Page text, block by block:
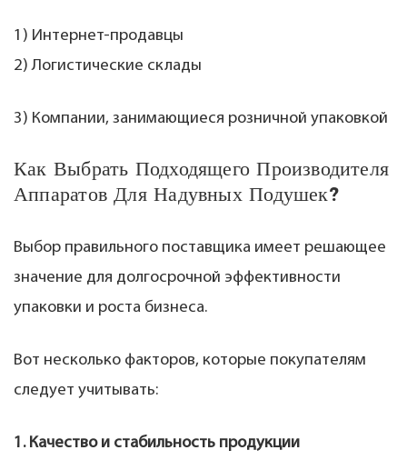
1) Интернет-продавцы
2) Логистические склады
3) Компании, занимающиеся розничной упаковкой
Как Выбрать Подходящего Производителя
Аппаратов Для Надувных Подушек?
Выбор правильного поставщика имеет решающее
значение для долгосрочной эффективности
упаковки и роста бизнеса.
Вот несколько факторов, которые покупателям
следует учитывать:
1. Качество и стабильность продукции